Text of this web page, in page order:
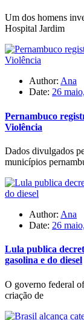
Um dos homens
Hospital Jardim
Author: Ana
Date: 26
Pernambuco
Violência
Dados divulgados
municípios
Author: Ana
Date: 26
Lula publica
gasolina e do diesel
O governo federal
criação de